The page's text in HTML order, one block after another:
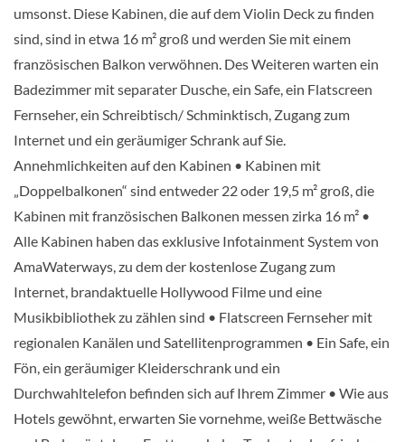
Single-[Single]
Balkonkabine
umsonst. Diese Kabinen, die auf dem Violin Deck zu finden
sind, sind in etwa 16 m² groß und werden Sie mit einem
französischen Balkon verwöhnen. Des Weiteren warten ein
Badezimmer mit separater Dusche, ein Safe, ein Flatscreen
Fernseher, ein Schreibtisch/ Schminktisch, Zugang zum
Internet und ein geräumiger Schrank auf Sie.
Annehmlichkeiten auf den Kabinen • Kabinen mit
„Doppelbalkonen“ sind entweder 22 oder 19,5 m² groß, die
Kabinen mit französischen Balkonen messen zirka 16 m² •
Alle Kabinen haben das exklusive Infotainment System von
AmaWaterways, zu dem der kostenlose Zugang zum
Internet, brandaktuelle Hollywood Filme und eine
Musikbibliothek zu zählen sind • Flatscreen Fernseher mit
regionalen Kanälen und Satellitenprogrammen • Ein Safe, ein
Fön, ein geräumiger Kleiderschrank und ein
Durchwahltelefon befinden sich auf Ihrem Zimmer • Wie aus
Hotels gewöhnt, erwarten Sie vornehme, weiße Bettwäsche